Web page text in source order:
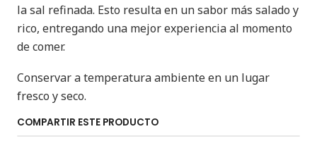
la sal refinada. Esto resulta en un sabor más salado y
rico, entregando una mejor experiencia al momento
de comer.
Conservar a temperatura ambiente en un lugar
fresco y seco.
COMPARTIR ESTE PRODUCTO